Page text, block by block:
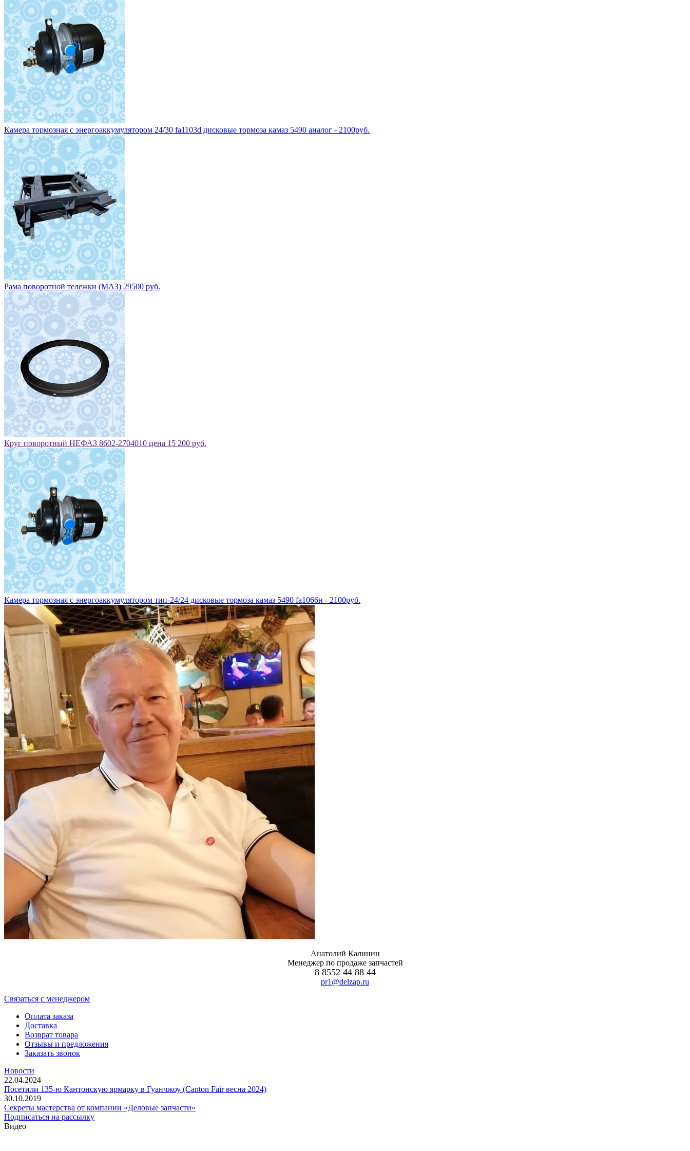
Камера тормозная с энергоаккумулятором 24/30 fa1103d дисковые тормоза камаз 5490 аналог - 2100руб.
Рама поворотной тележки (МАЗ) 29500 руб.
Круг поворотный НЕФАЗ 8602-2704010 цена 15 200 руб.
Камера тормозная с энергоаккумулятором тип-24/24 дисковые тормоза камаз 5490 fa1066н - 2100руб.
Анатолий Калинин
Менеджер по продаже запчастей
8 8552 44 88 44
pr1@delzap.ru
Cвязаться с менеджером
Оплата заказа
Доставка
Возврат товара
Отзывы и предложения
Заказать звонок
Новости
22.04.2024
Посетили 135-ю Кантонскую ярмарку в Гуанчжоу (Canton Fair весна 2024)
30.10.2019
Секреты мастерства от компании «Деловые запчасти»
Подписаться на рассылку
Видео